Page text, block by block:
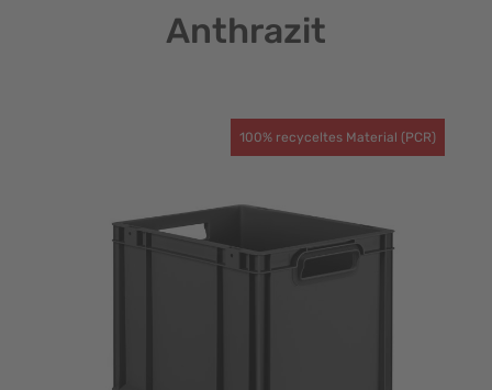
Anthrazit
100% recyceltes Material (PCR)